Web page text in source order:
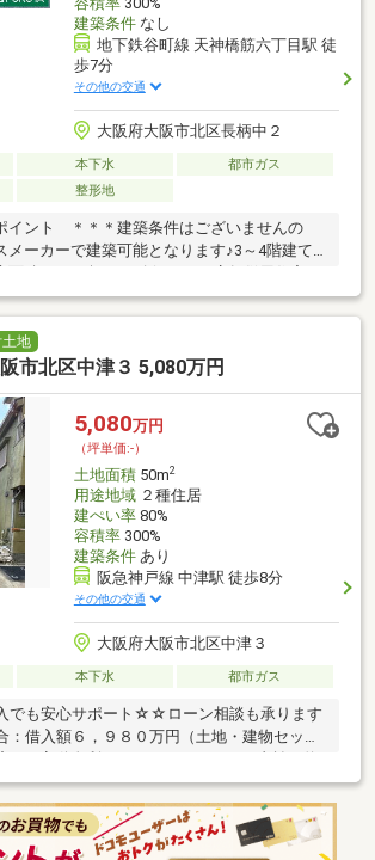
建築条件なし
地下鉄谷町線 天神橋筋六丁目駅 徒
歩7分
その他の交通
大阪府大阪市北区長柄中２
本下水
都市ガス
整形地
イント ＊＊＊建築条件はございませんの
メーカーで建築可能となります♪3～4階建て
面積24～30坪）を確保でき、店舗併用住宅や
用途としてご検討いただける土地です♪＊＊
C＆Cエンド天六店：徒歩7分（489ｍ）セブ
2丁目店：徒歩4分（290ｍ）キリン堂長柄
ｍ）大阪淀川リバーサイド郵便局：徒歩6分
地
市北区中津３ 5,080万円
5,080万円
（坪単価:-）
土地面積50m2
用途地域２種住居
建ぺい率80%
容積率300%
建築条件あり
阪急神戸線 中津駅 徒歩8分
その他の交通
大阪府大阪市北区中津３
本下水 都市ガス
でも安心サポート☆☆ローン相談も承ります
借入額６，９８０万円（土地・建物セット
件のおすすめポイント◆◇☆中津駅まで徒歩
ける利便性抜群の立地！☆小学校徒歩５分圏
様も安心です！☆東向きバルコニーで朝日が
日を始められる住環境！☆キッチンパントリ